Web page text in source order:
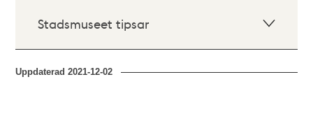
Stadsmuseet tipsar
Uppdaterad2021-12-02